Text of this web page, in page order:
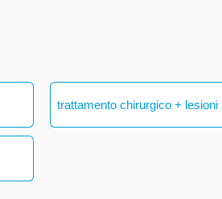
trattamento chirurgico + lesioni